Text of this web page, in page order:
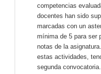
competencias
docentes han sido
marcadas con un
mínima de 5 para ser
notas de la
estas actividades,
segunda